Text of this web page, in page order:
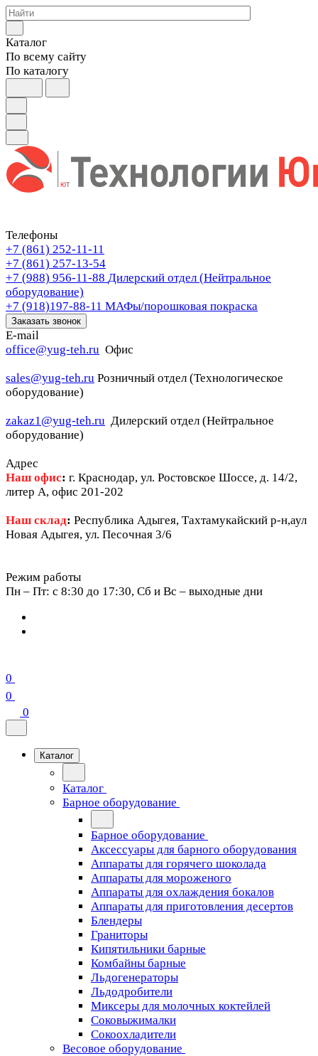
Каталог
По всему сайту
По каталогу
Телефоны
+7 (861) 252-11-11
+7 (861) 257-13-54
+7 (988) 956-11-88 Дилерский отдел (Нейтральное
оборудование)
+7 (918)197-88-11 МАФы/порошковая покраска
Заказать звонок
E-mail
office@yug-teh.ru Офис
sales@yug-teh.ru Розничный отдел (Технологическое
оборудование)
zakaz1@yug-teh.ru Дилерский отдел (Нейтральное
оборудование)
Адрес
Наш офис: г. Краснодар, ул. Ростовское Шоссе, д. 14/2,
литер А, офис 201-202
Наш склад: Республика Адыгея, Тахтамукайский р-н,аул
Новая Адыгея, ул. Песочная 3/6
Режим работы
Пн – Пт: c 8:30 до 17:30, Сб и Вс – выходные дни
0
0
0
Каталог
Каталог
Барное оборудование
Барное оборудование
Аксессуары для барного оборудования
Аппараты для горячего шоколада
Аппараты для мороженого
Аппараты для охлаждения бокалов
Аппараты для приготовления десертов
Блендеры
Граниторы
Кипятильники барные
Комбайны барные
Льдогенераторы
Льдодробители
Миксеры для молочных коктейлей
Соковыжималки
Сокоохладители
Весовое оборудование